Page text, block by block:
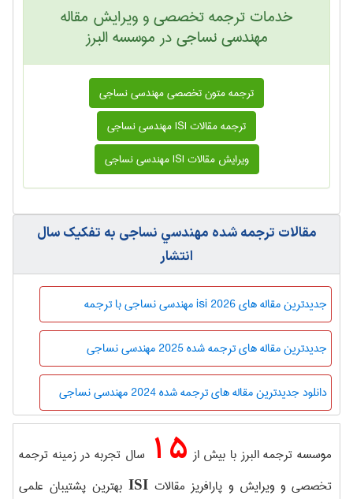
خدمات ترجمه تخصصی و ویرایش مقاله
مهندسي نساجی در موسسه البرز
ترجمه متون تخصصی مهندسي نساجی
ترجمه مقالات ISI مهندسي نساجی
ویرایش مقالات ISI مهندسي نساجی
مقالات ترجمه شده مهندسي نساجی به تفکیک سال
انتشار
جدیدترین مقاله های isi 2026 مهندسي نساجی با ترجمه
جدیدترین مقاله های ترجمه شده 2025 مهندسي نساجی
دانلود جدیدترین مقاله های ترجمه شده 2024 مهندسي نساجی
موسسه ترجمه البرز با بیش از 15 سال تجربه در زمینه ترجمه
تخصصی و ویرایش و پارافریز مقالاتISI بهترین پشتیبان علمی